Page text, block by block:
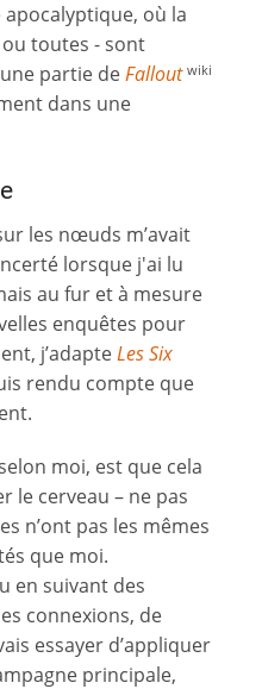
apocalyptique, où la
toutes - sont
partie deFallout wiki
dans une
les nœuds m’avait
lorsque j'ai lu
au fur et à mesure
enquêtes pour
j’adapteLes Six
rendu compte que
moi, est que cela
le cerveau – ne pas
n’ont pas les mêmes
que moi.
en suivant des
connexions, de
essayer d’appliquer
principale,